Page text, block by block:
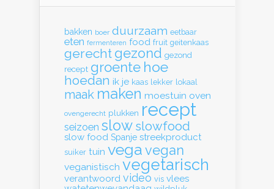
bakken boer duurzaam eetbaar
eten fermenteren food fruit geitenkaas
gerecht gezond gezond
recept groente hoe
hoedan ik je kaas lekker lokaal
maak maken moestuin oven
ovengerecht plukken recept
seizoen slow slowfood
slow food Spanje streekproduct
suiker tuin vega vegan
veganistisch vegetarisch
verantwoord video vis vlees